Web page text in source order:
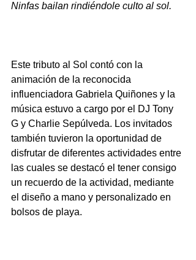
Ninfas bailan rindiéndole culto al sol.
Este tributo al Sol contó con la
animación de la reconocida
influenciadora Gabriela Quiñones y la
música estuvo a cargo por el DJ Tony
G y Charlie Sepúlveda. Los invitados
también tuvieron la oportunidad de
disfrutar de diferentes actividades entre
las cuales se destacó el tener consigo
un recuerdo de la actividad, mediante
el diseño a mano y personalizado en
bolsos de playa.